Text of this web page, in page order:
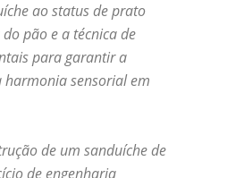
ao status de prato
pão e a técnica de
para garantir a
sensorial em
de um sanduíche de
de engenharia